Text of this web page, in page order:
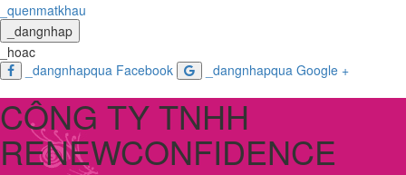
_quenmatkhau
_dangnhap
_hoac
_dangnhapqua Facebook
_dangnhapqua Google +
CÔNG TY TNHH
RENEWCONFIDENCE